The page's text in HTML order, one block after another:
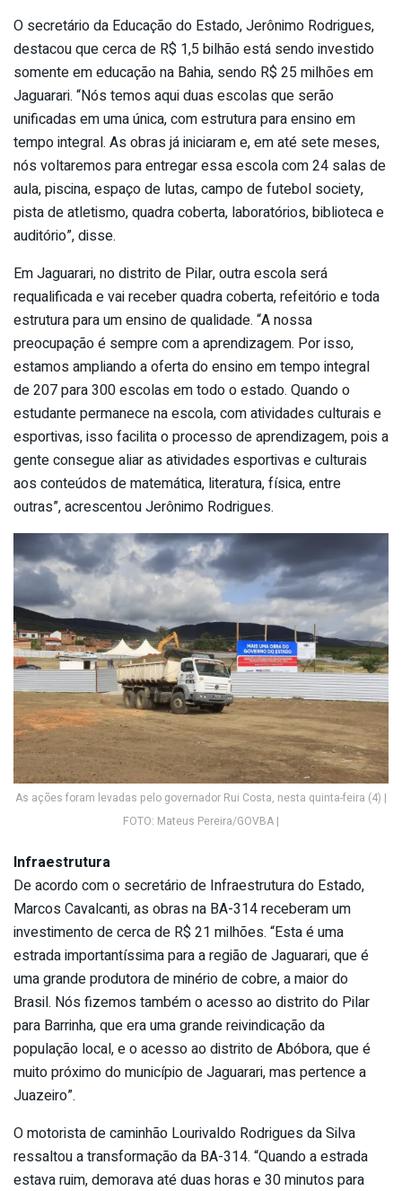
O secretário da Educação do Estado, Jerônimo Rodrigues,
destacou que cerca de R$ 1,5 bilhão está sendo investido
somente em educação na Bahia, sendo R$ 25 milhões em
Jaguarari. “Nós temos aqui duas escolas que serão
unificadas em uma única, com estrutura para ensino em
tempo integral. As obras já iniciaram e, em até sete meses,
nós voltaremos para entregar essa escola com 24 salas de
aula, piscina, espaço de lutas, campo de futebol society,
pista de atletismo, quadra coberta, laboratórios, biblioteca e
auditório”, disse.
Em Jaguarari, no distrito de Pilar, outra escola será
requalificada e vai receber quadra coberta, refeitório e toda
estrutura para um ensino de qualidade. “A nossa
preocupação é sempre com a aprendizagem. Por isso,
estamos ampliando a oferta do ensino em tempo integral
de 207 para 300 escolas em todo o estado. Quando o
estudante permanece na escola, com atividades culturais e
esportivas, isso facilita o processo de aprendizagem, pois a
gente consegue aliar as atividades esportivas e culturais
aos conteúdos de matemática, literatura, física, entre
outras”, acrescentou Jerônimo Rodrigues.
As ações foram levadas pelo governador Rui Costa, nesta quinta-feira (4) |
FOTO: Mateus Pereira/GOVBA |
Infraestrutura
De acordo com o secretário de Infraestrutura do Estado,
Marcos Cavalcanti, as obras na BA-314 receberam um
investimento de cerca de R$ 21 milhões. “Esta é uma
estrada importantíssima para a região de Jaguarari, que é
uma grande produtora de minério de cobre, a maior do
Brasil. Nós fizemos também o acesso ao distrito do Pilar
para Barrinha, que era uma grande reivindicação da
população local, e o acesso ao distrito de Abóbora, que é
muito próximo do município de Jaguarari, mas pertence a
Juazeiro”.
O motorista de caminhão Lourivaldo Rodrigues da Silva
ressaltou a transformação da BA-314. “Quando a estrada
estava ruim, demorava até duas horas e 30 minutos para